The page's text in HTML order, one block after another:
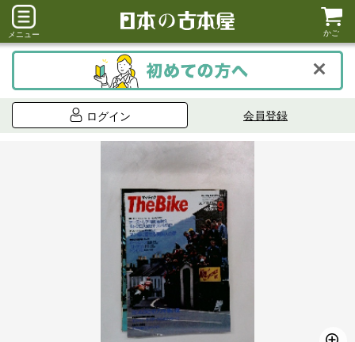
メニュー かご
ログイン 会員登録